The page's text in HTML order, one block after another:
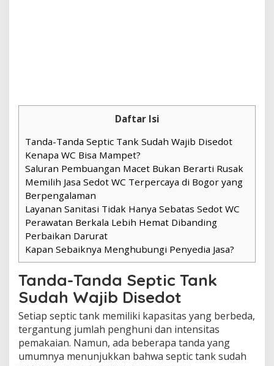
Daftar Isi
Tanda-Tanda Septic Tank Sudah Wajib Disedot
Kenapa WC Bisa Mampet?
Saluran Pembuangan Macet Bukan Berarti Rusak
Memilih Jasa Sedot WC Terpercaya di Bogor yang
Berpengalaman
Layanan Sanitasi Tidak Hanya Sebatas Sedot WC
Perawatan Berkala Lebih Hemat Dibanding
Perbaikan Darurat
Kapan Sebaiknya Menghubungi Penyedia Jasa?
Tanda-Tanda Septic Tank
Sudah Wajib Disedot
Setiap septic tank memiliki kapasitas yang berbeda,
tergantung jumlah penghuni dan intensitas
pemakaian. Namun, ada beberapa tanda yang
umumnya menunjukkan bahwa septic tank sudah